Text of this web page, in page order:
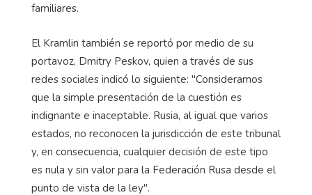
familiares.
El Kramlin también se reportó por medio de su
portavoz, Dmitry Peskov, quien a través de sus
redes sociales indicó lo siguiente: "Consideramos
que la simple presentación de la cuestión es
indignante e inaceptable. Rusia, al igual que varios
estados, no reconocen la jurisdicción de este tribunal
y, en consecuencia, cualquier decisión de este tipo
es nula y sin valor para la Federación Rusa desde el
punto de vista de la ley".